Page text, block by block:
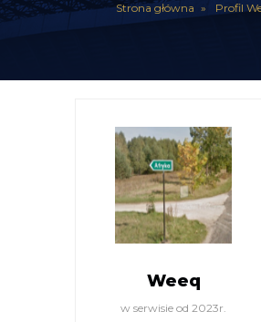
Strona główna Profil
Weeq
w serwisie od 2023r.